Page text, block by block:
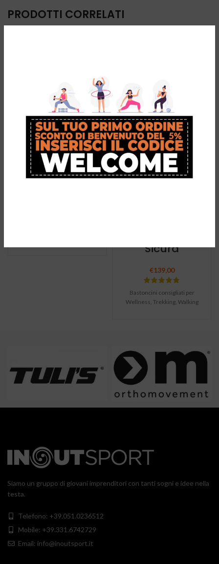
PRODOTTI CORRELATI
Uhane FlipFlop
Ironman
Infradito
ergonomiche "iniettate" -
Ergocurve 900
ONE plus.
Tecnologia
Sicura
€139,00
Bastoncini consigliati per
Wellness, Trekking, Walking
Siamo un gruppo di giovani imprenditori con tanti sogni e idee nella
testa.
Telefono: +39.051.0236512
Mobile: +39.331.6742729
Email: info@inoutsport.it